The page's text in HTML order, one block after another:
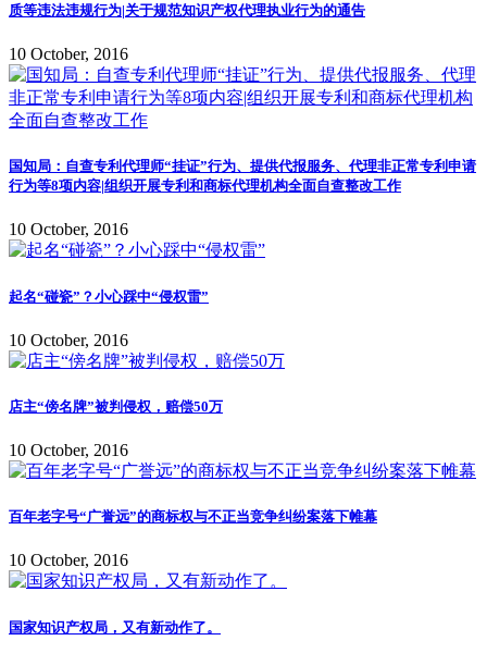
质等违法违规行为|关于规范知识产权代理执业行为的通告
10 October, 2016
国知局：自查专利代理师“挂证”行为、提供代报服务、代理非正常专利申请
行为等8项内容|组织开展专利和商标代理机构全面自查整改工作
10 October, 2016
起名“碰瓷”？小心踩中“侵权雷”
10 October, 2016
店主“傍名牌”被判侵权，赔偿50万
10 October, 2016
百年老字号“广誉远”的商标权与不正当竞争纠纷案落下帷幕
10 October, 2016
国家知识产权局，又有新动作了。